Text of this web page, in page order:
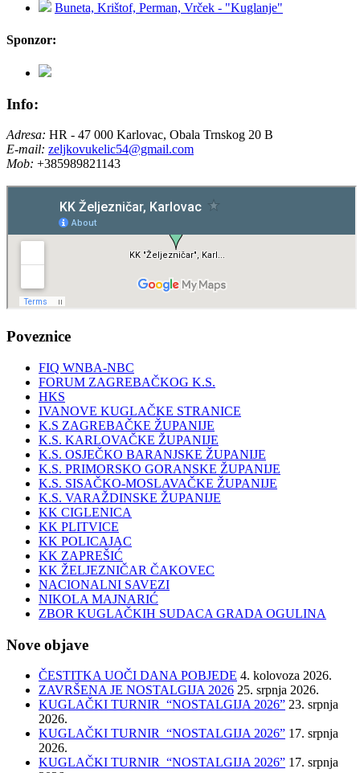
Buneta, Krištof, Perman, Vrček - "Kuglanje"
Sponzor:
Info:
Adresa: HR - 47 000 Karlovac, Obala Trnskog 20 B
E-mail: zeljkovukelic54@gmail.com
Mob: +385989821143
Poveznice
FIQ WNBA-NBC
FORUM ZAGREBAČKOG K.S.
HKS
IVANOVE KUGLAČKE STRANICE
K.S ZAGREBAČKE ŽUPANIJE
K.S. KARLOVAČKE ŽUPANIJE
K.S. OSJEČKO BARANJSKE ŽUPANIJE
K.S. PRIMORSKO GORANSKE ŽUPANIJE
K.S. SISAČKO-MOSLAVAČKE ŽUPANIJE
K.S. VARAŽDINSKE ŽUPANIJE
KK CIGLENICA
KK PLITVICE
KK POLICAJAC
KK ZAPREŠIĆ
KK ŽELJEZNIČAR ČAKOVEC
NACIONALNI SAVEZI
NIKOLA MAJNARIĆ
ZBOR KUGLAČKIH SUDACA GRADA OGULINA
Nove objave
ČESTITKA UOČI DANA POBJEDE 4. kolovoza 2026.
ZAVRŠENA JE NOSTALGIJA 2026 25. srpnja 2026.
KUGLAČKI TURNIR “NOSTALGIJA 2026” 23. srpnja
2026.
KUGLAČKI TURNIR “NOSTALGIJA 2026” 17. srpnja
2026.
KUGLAČKI TURNIR “NOSTALGIJA 2026” 17. srpnja